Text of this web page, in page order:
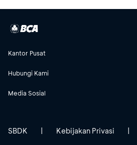
Kantor Pusat
Hubungi Kami
Media Sosial
SBDK | Kebijakan Privasi |